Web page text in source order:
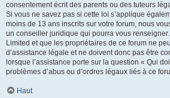
consentement écrit des parents ou des tuteurs
Si vous ne savez pas si cette loi s’applique
moins de 13 ans inscrits sur votre forum, nous
un conseiller juridique qui pourra vous
Limited et que les propriétaires de ce forum ne
d’assistance légale et ne doivent donc pas être
lorsque l’assistance porte sur la question « Qui
problèmes d’abus ou d’ordres légaux liés à ce
Haut